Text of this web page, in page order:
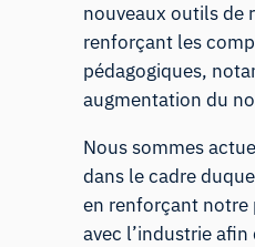
nouveaux outils de
renforçant les
pédagogiques,
augmentation du
Nous sommes
dans le cadre
en renforçant notre
avec l’industrie